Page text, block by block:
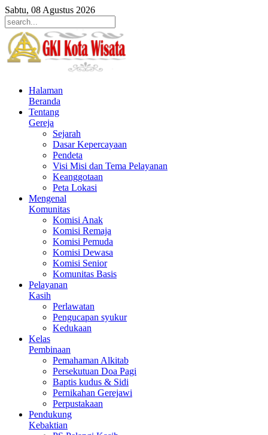
Sabtu, 08 Agustus 2026
Halaman
Beranda
Tentang
Gereja
Sejarah
Dasar Kepercayaan
Pendeta
Visi Misi dan Tema Pelayanan
Keanggotaan
Peta Lokasi
Mengenal
Komunitas
Komisi Anak
Komisi Remaja
Komisi Pemuda
Komisi Dewasa
Komisi Senior
Komunitas Basis
Pelayanan
Kasih
Perlawatan
Pengucapan syukur
Kedukaan
Kelas
Pembinaan
Pemahaman Alkitab
Persekutuan Doa Pagi
Baptis kudus & Sidi
Pernikahan Gerejawi
Perpustakaan
Pendukung
Kebaktian